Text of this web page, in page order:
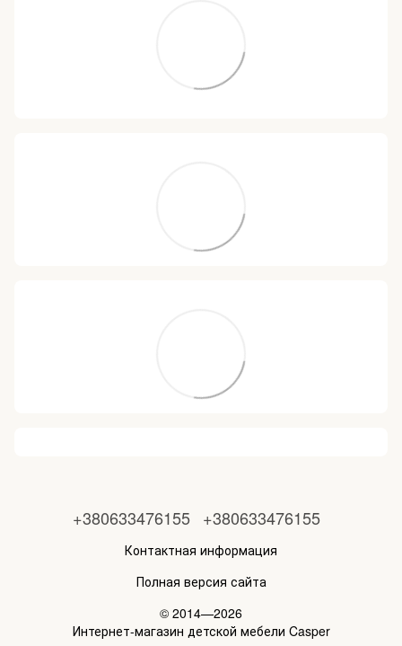
+380633476155 +380633476155
Контактная информация
Полная версия сайта
© 2014—2026
Интернет-магазин детской мебели Casper